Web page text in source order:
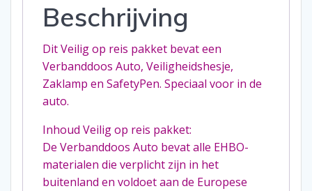
Beschrijving
Dit Veilig op reis pakket bevat een
Verbanddoos Auto, Veiligheidshesje,
Zaklamp en SafetyPen. Speciaal voor in de
auto.
Inhoud Veilig op reis pakket:
De Verbanddoos Auto bevat alle EHBO-
materialen die verplicht zijn in het
buitenland en voldoet aan de Europese